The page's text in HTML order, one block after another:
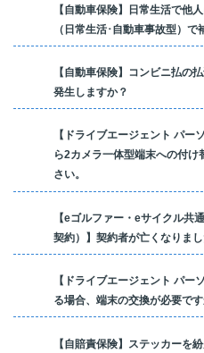
【自動車保険】日常生活で他
（日常生活･自動車事故型）で
【自動車保険】コンビニ払の
発生しますか？
【ドライブエージェント パ
ら2カメラ一体型端末への付
さい。
【eゴルファー・eサイクル共
契約）】契約者が亡くなりま
【ドライブエージェント パ
る場合、端末の交換が必要です
【自賠責保険】ステッカーを